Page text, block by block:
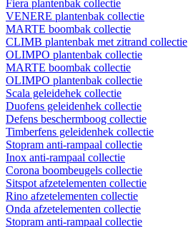
Fiera plantenbak collectie
VENERE plantenbak collectie
MARTE boombak collectie
CLIMB plantenbak met zitrand collectie
OLIMPO plantenbak collectie
MARTE boombak collectie
OLIMPO plantenbak collectie
Scala geleidehek collectie
Duofens geleidenhek collectie
Defens beschermboog collectie
Timberfens geleidenhek collectie
Stopram anti-rampaal collectie
Inox anti-rampaal collectie
Corona boombeugels collectie
Sitspot afzetelementen collectie
Rino afzetelementen collectie
Onda afzetelementen collectie
Stopram anti-rampaal collectie